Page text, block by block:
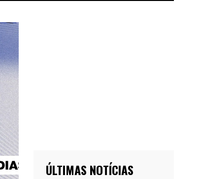
ÚLTIMAS NOTÍCIAS